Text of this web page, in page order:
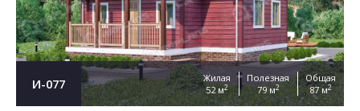
И-077
Жилая
52 м2
Полезная
79 м2
Общая
87 м2